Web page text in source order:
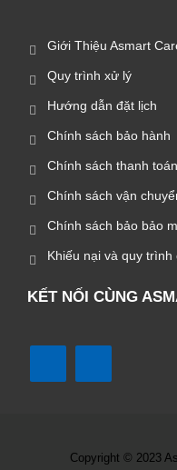
Giới Thiệu Asmart
Quy trình xử lý
Hướng dẫn đặt lịch
Chính sách bảo hành
Chính sách thanh toán
Chính sách vận
Chính sách bảo bảo
Khiếu nại và quy
KẾT NỐI CÙNG
Copyright © 2023